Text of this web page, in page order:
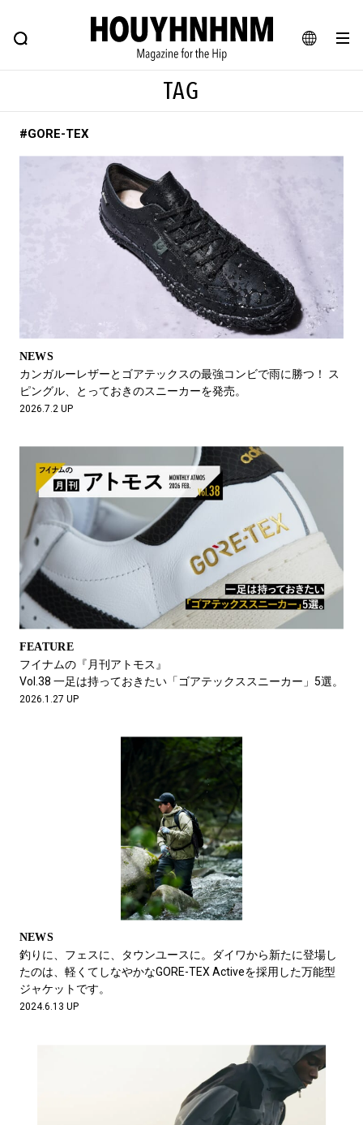
JA
FEATURE BLOG SNAP
ヒップなファッション、カルチャー、ライフスタイルWEBマガジン
#注目のタグ
#SHOPPING ADDICT #憧れの逸品
#ESSENTIAL DESIGNS #古着サミット
#NEW VINTAGE #マイナーグッド図鑑
#路地裏てぃーん。 #MONTHLY JOURNAL
#フイナムのYouTube
#FOCUS IT #AH.H
#ととけん #FASHION #MUSIC #MOVIE
#LIFESTYLE
#SPORTS #HANDSOME HANDBOOK
TAG
#GORE-TEX
NEWS
カンガルーレザーとゴアテックスの最強コンビで雨に勝つ！ ス
ピングル、とっておきのスニーカーを発売。
2026.7.2 UP
FEATURE
フイナムの『月刊アトモス』
Vol.38 一足は持っておきたい「ゴアテックススニーカー」5選。
2026.1.27 UP
NEWS
釣りに、フェスに、タウンユースに。ダイワから新たに登場し
たのは、軽くてしなやかなGORE-TEX Activeを採用した万能型
ジャケットです。
2024.6.13 UP